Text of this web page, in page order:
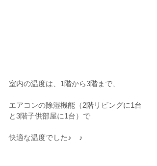
室内の温度は、1階から3階まで、
エアコンの除湿機能（2階リビングに1台
と3階子供部屋に1台）で
快適な温度でした♪　♪